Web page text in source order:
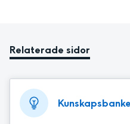
Relaterade sidor